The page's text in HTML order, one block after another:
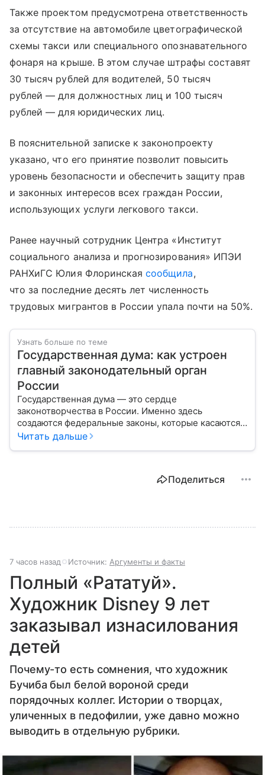
Также проектом предусмотрена ответственность
за отсутствие на автомобиле цветографической
схемы такси или специального опознавательного
фонаря на крыше. В этом случае штрафы составят
30 тысяч рублей для водителей, 50 тысяч
рублей — для должностных лиц и 100 тысяч
рублей — для юридических лиц.
В пояснительной записке к законопроекту
указано, что его принятие позволит повысить
уровень безопасности и обеспечить защиту прав
и законных интересов всех граждан России,
использующих услуги легкового такси.
Ранее научный сотрудник Центра «Институт
социального анализа и прогнозирования» ИПЭИ
РАНХиГС Юлия Флоринскаясообщила,
что за последние десять лет численность
трудовых мигрантов в России упала почти на 50%.
Узнать больше по теме
Государственная дума: как устроен
главный законодательный орган
России
Государственная дума — это сердце
законотворчества в России. Именно здесь
создаются федеральные законы, которые касаются
жизни каждого гражданина: от образования и
Читать дальше
Поделиться
7 часов назад Источник: Аргументы и факты
Полный «Рататуй».
Художник Disney 9 лет
заказывал изнасилования
детей
Почему-то есть сомнения, что художник
Бучиба был белой вороной среди
порядочных коллег. Истории о творцах,
уличенных в педофилии, уже давно можно
выводить в отдельную рубрики.